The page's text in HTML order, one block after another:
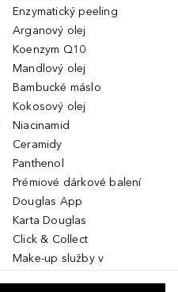
Enzymatický peeling
Arganový olej
Koenzym Q10
Mandlový olej
Bambucké máslo
Kokosový olej
Niacinamid
Ceramidy
Panthenol
Prémiové dárkové balení
Douglas App
Karta Douglas
Click & Collect
Make-up služby v
parfumeriích Douglas